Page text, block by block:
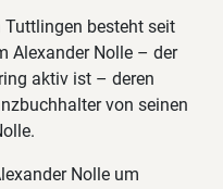
Tuttlingen besteht seit
Alexander Nolle – der
aktiv ist – deren
von seinen
Nolle um